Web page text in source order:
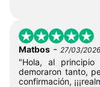
Matbos - 27/03/2026
"Hola, al
demoraron tanto,
confirmación,